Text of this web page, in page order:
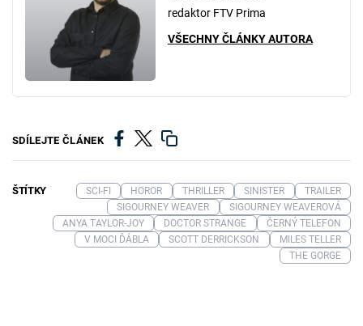
redaktor FTV Prima
VŠECHNY ČLÁNKY AUTORA
SDÍLEJTE ČLÁNEK
ŠTÍTKY SCI-FI HOROR THRILLER SINISTER
TRAILER
SIGOURNEY WEAVER
SIGOURNEY WEAVEROVÁ
ANYA TAYLOR-JOY
DOCTOR STRANGE
ČERNÝ TELEFON
V MOCI ĎÁBLA
SCOTT DERRICKSON
MILES TELLER
THE GORGE